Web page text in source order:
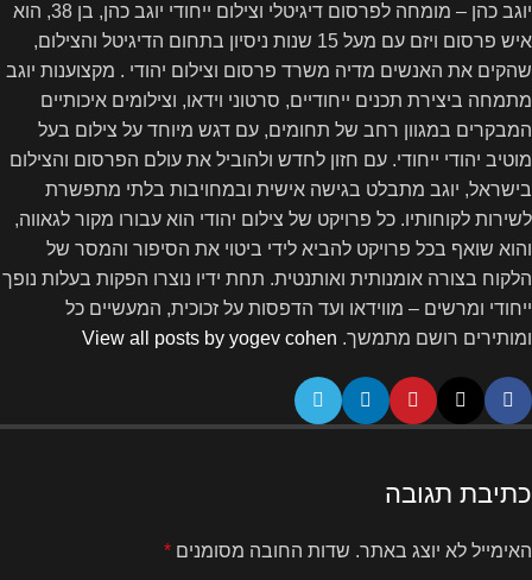
יוגב כהן – מומחה לפרסום דיגיטלי וצילום ייחודי יוגב כהן, בן 38, הוא
איש פרסום ויזם עם מעל 15 שנות ניסיון בתחום הדיגיטל והצילום,
שהקים את האנשים מדיה משרד פרסום וצילום יהודי . מקצוענות יוגב
מתמחה ביצירת תכנים ייחודיים, סרטוני וידאו, וצילומים איכותיים
המבקרים במגוון רחב של תחומים, עם דגש מיוחד על צילום בעל
מוטיב יהודי ייחודי. עם חזון לחדש ולהוביל את עולם הפרסום והצילום
בישראל, יוגב מתבלט בגישה אישית ובמחויבות בלתי מתפשרת
לשירות לקוחותיו. כל פרויקט של צילום יהודי הוא עבורו מקור לגאווה,
והוא שואף בכל פרויקט להביא לידי ביטוי את הסיפור והמסר של
הלקוח בצורה אומנותית ואותנטית. תחת ידיו נוצרו הפקות בעלות נופך
ייחודי ומרשים – מווידאו ועד הדפסות על זכוכית, המעשיים כל
ומותירים רושם מתמשך. View all posts by yogev cohen
כתיבת תגובה
האימייל לא יוצג באתר. שדות החובה מסומנים *